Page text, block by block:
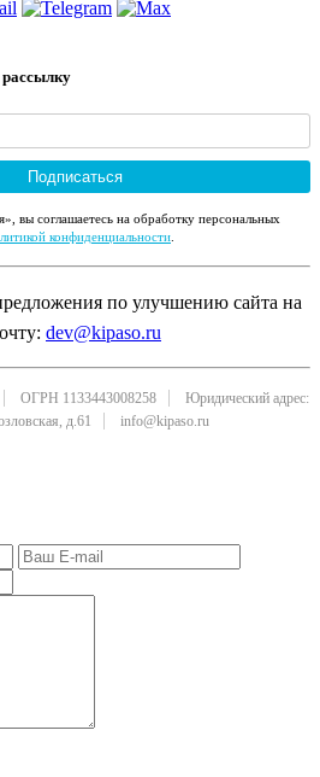
Подписаться
вы соглашаетесь на обработку персональных
конфиденциальности
по улучшению сайта на
dev@kipaso.ru
ОГРН 1133443008258
Юридический адрес:
д.61
info@kipaso.ru